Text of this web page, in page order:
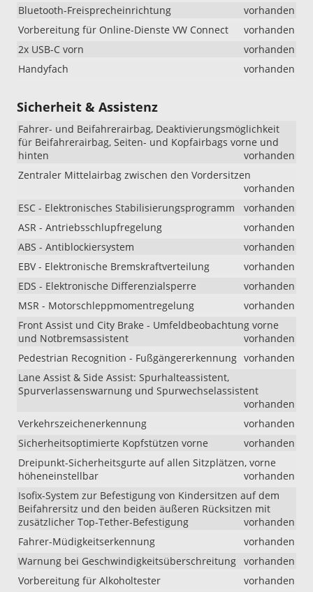
Bluetooth-Freisprecheinrichtung
vorhanden
Vorbereitung für Online-Dienste VW Connect
vorhanden
2x USB-C vorn
vorhanden
Handyfach
vorhanden
Sicherheit & Assistenz
Fahrer- und Beifahrerairbag, Deaktivierungsmöglichkeit
für Beifahrerairbag, Seiten- und Kopfairbags vorne und
hinten
vorhanden
Zentraler Mittelairbag zwischen den Vordersitzen
vorhanden
ESC - Elektronisches Stabilisierungsprogramm
vorhanden
ASR - Antriebsschlupfregelung
vorhanden
ABS - Antiblockiersystem
vorhanden
EBV - Elektronische Bremskraftverteilung
vorhanden
EDS - Elektronische Differenzialsperre
vorhanden
MSR - Motorschleppmomentregelung
vorhanden
Front Assist und City Brake - Umfeldbeobachtung vorne
und Notbremsassistent
vorhanden
Pedestrian Recognition - Fußgängererkennung vorhanden
Lane Assist & Side Assist: Spurhalteassistent,
Spurverlassenswarnung und Spurwechselassistent
vorhanden
Verkehrszeichenerkennung
vorhanden
Sicherheitsoptimierte Kopfstützen vorne
vorhanden
Dreipunkt-Sicherheitsgurte auf allen Sitzplätzen, vorne
höheneinstellbar
vorhanden
Isofix-System zur Befestigung von Kindersitzen auf dem
Beifahrersitz und den beiden äußeren Rücksitzen mit
zusätzlicher Top-Tether-Befestigung
vorhanden
Fahrer-Müdigkeitserkennung
vorhanden
Warnung bei Geschwindigkeitsüberschreitung vorhanden
Vorbereitung für Alkoholtester
vorhanden